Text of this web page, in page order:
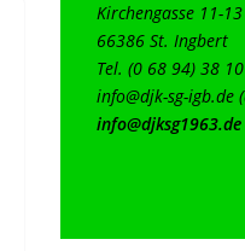
Kirchengasse 11-13
66386 St. Ingbert
info@djk-sg-igb.de
info@djksg1963.de